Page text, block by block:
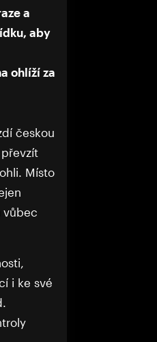
a
aby
ohlíží za
českou
Místo
vůbec
i ke své